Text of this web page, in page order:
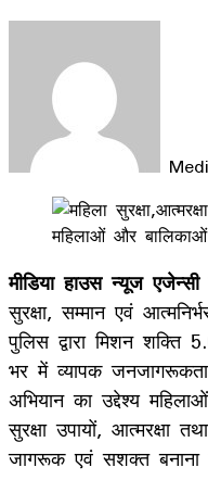
Facebook
LinkedIn
WhatsApp
Telegram
मीडिया हाउस न्यूज
सुरक्षा, सम्मान एवं
पुलिस द्वारा मिशन
भर में व्यापक
अभियान का उद्देश्य
सुरक्षा उपायों, आत्मरक्षा
जागरूक एवं सशक्त बनाना